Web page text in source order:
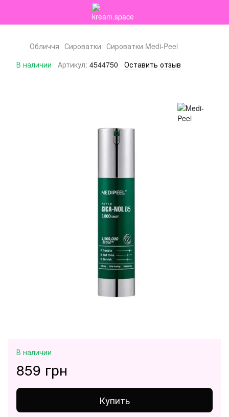
Обличчя Сироватки Сироватки Medi-Peel
В наличии
Артикул: 4544750 Оставить отзыв
В наличии
859 грн
Купить